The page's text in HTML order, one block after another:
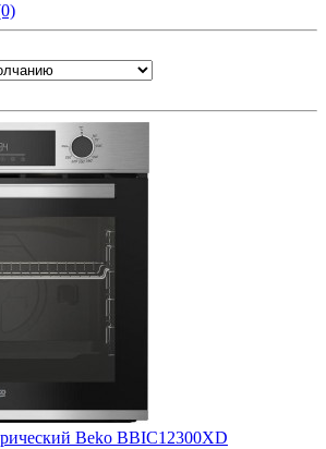
Beko BBIC12300XD